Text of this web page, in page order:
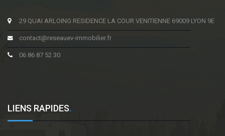
29 QUAI ARLOING RESIDENCE LA COUR VENITIENNE 69009 LYON 9E
contact@reseauev-immobilier.fr
06 86 87 52 30
LIENS RAPIDES.